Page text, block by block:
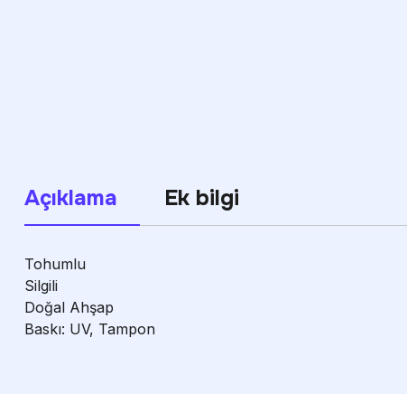
Açıklama Ek bilgi
Tohumlu
Silgili
Doğal Ahşap
Baskı: UV, Tampon